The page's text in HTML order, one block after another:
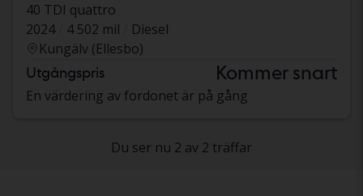
40 TDI quattro
2024
4 502 mil
Diesel
Kungälv (Ellesbo)
Utgångspris Kommer snart
En värdering av fordonet är på gång
Du ser nu 2 av 2 träffar